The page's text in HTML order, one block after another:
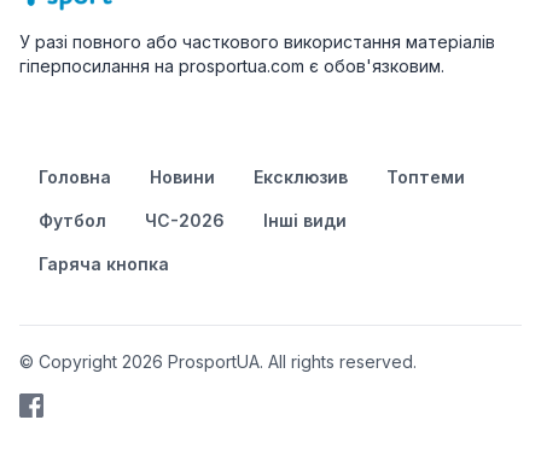
У разі повного або часткового використання матеріалів
гіперпосилання на prosportua.com є обов'язковим.
Головна Новини Ексклюзив Топтеми
Футбол ЧС-2026 Інші види
Гаряча кнопка
© Copyright 2026 ProsportUA. All rights reserved.